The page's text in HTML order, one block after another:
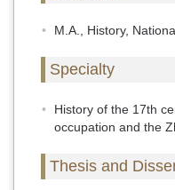
M.A., History,
Specialty
History of the 17th
occupation and the
Thesis and